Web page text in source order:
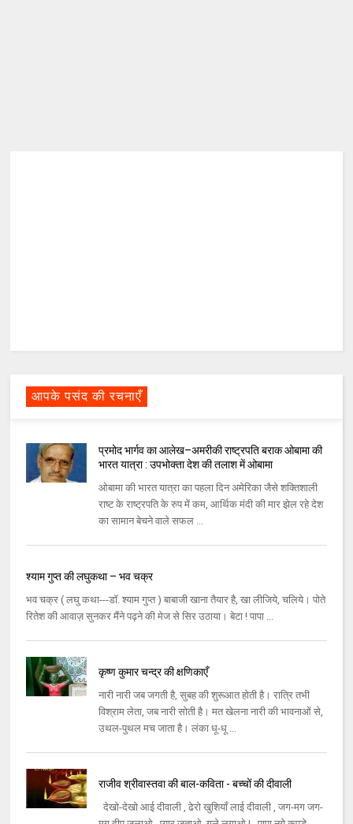
आपके पसंद की रचनाएँ
प्रमोद भार्गव का आलेख–अमरीकी राष्ट्रपति बराक ओबामा की
भारत यात्रा : उपभोक्‍ता देश की तलाश में ओबामा
ओबामा की भारत यात्रा का पहला दिन अमेरिका जैसे शक्‍तिशाली
राष्‍ट के राष्‍ट्रपति के रुप में कम, आर्थिक मंदी की मार झेल रहे देश
का सामान बेचने वाले सफल ...
श्याम गुप्त की लघुकथा – भव चक्र
भव चक्र ( लघु कथा---डॉ. श्याम गुप्त ) बाबाजी खाना तैयार है, खा लीजिये, चलिये। पोते
रितेश की आवाज़ सुनकर मैंने पढ़ने की मेज से सिर उठाया। बेटा ! पापा ...
कृष्ण कुमार चन्द्र की क्षणिकाएँ
नारी नारी जब जगती है, सुबह की शुरूआत होती है। रात्रि तभी
विश्राम लेता, जब नारी सोती है। मत खेलना नारी की भावनाओं से,
उथल-पुथल मच जाता है। लंका धू-धू ...
राजीव श्रीवास्तवा की बाल-कविता - बच्चों की दीवाली
देखो-देखो आई दीवाली , ढेरो खुशियाँ लाई दीवाली , जग-मग जग-